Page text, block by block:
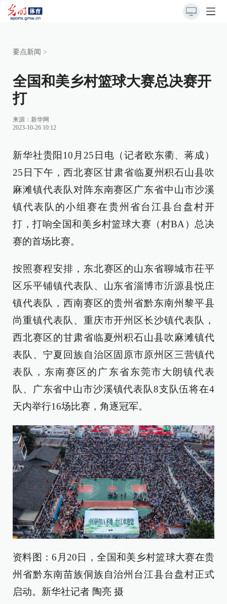
要点新闻 >
全国和美乡村篮球大赛总决赛开
打
来源： 新华网
2023-10-26 10:12
新华社贵阳10月25日电（记者欧东衢、蒋成）
25日下午，西北赛区甘肃省临夏州积石山县吹
麻滩镇代表队对阵东南赛区广东省中山市沙溪
镇代表队的小组赛在贵州省台江县台盘村开
打，打响全国和美乡村篮球大赛（村BA）总决
赛的首场比赛。
按照赛程安排，东北赛区的山东省聊城市茌平
区乐平铺镇代表队、山东省淄博市沂源县悦庄
镇代表队，西南赛区的贵州省黔东南州黎平县
尚重镇代表队、重庆市开州区长沙镇代表队，
西北赛区的甘肃省临夏州积石山县吹麻滩镇代
表队、宁夏回族自治区固原市原州区三营镇代
表队，东南赛区的广东省东莞市大朗镇代表
队、广东省中山市沙溪镇代表队8支队伍将在4
天内举行16场比赛，角逐冠军。
资料图：6月20日，全国和美乡村篮球大赛在贵
州省黔东南苗族侗族自治州台江县台盘村正式
启动。新华社记者 陶亮 摄